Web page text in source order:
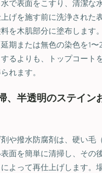
で表面をこすり、清潔な
げを施す前に洗浄された
を木肌部分に塗布します
期または無色の染色を1〜
るよりも、トップコート
れます。
、半透明のステイン
や撥水防腐剤は、硬い毛
面を簡単に清掃し、その
よって再仕上げします。